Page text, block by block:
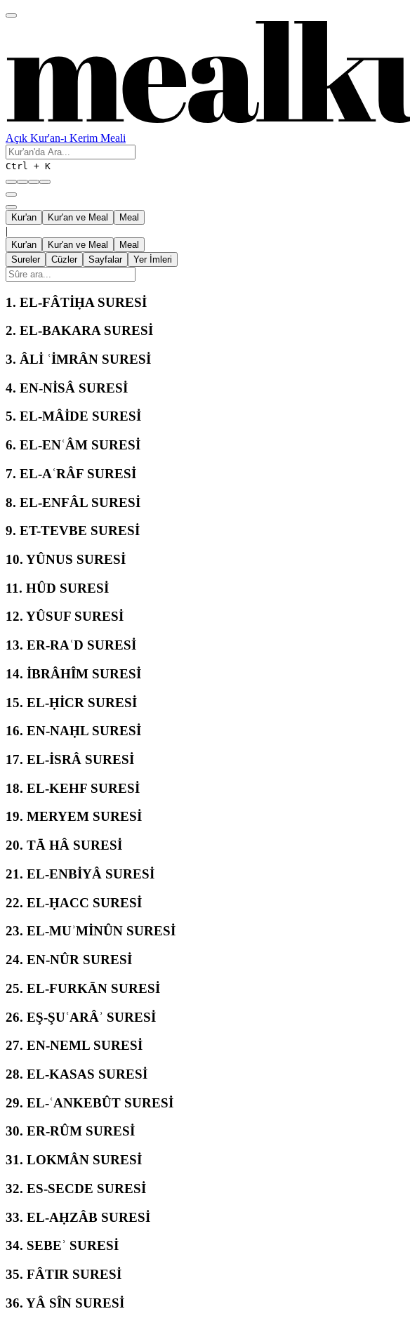
Açık Kur'an-ı Kerim Meali
Ctrl + K
Kur'an Kur'an ve Meal Meal
|
Kur'an Kur'an ve Meal
Meal
Sureler
Cüzler Sayfalar Yer İmleri
1. EL-FÂTİḤA SURESİ
2. EL-BAKARA SURESİ
3. ÂLİ ʿİMRÂN SURESİ
4. EN-NİSÂ SURESİ
5. EL-MÂİDE SURESİ
6. EL-ENʿÂM SURESİ
7. EL-AʿRÂF SURESİ
8. EL-ENFÂL SURESİ
9. ET-TEVBE SURESİ
10. YÛNUS SURESİ
11. HÛD SURESİ
12. YÛSUF SURESİ
13. ER-RAʿD SURESİ
14. İBRÂHÎM SURESİ
15. EL-ḤİCR SURESİ
16. EN-NAḤL SURESİ
17. EL-İSRÂ SURESİ
18. EL-KEHF SURESİ
19. MERYEM SURESİ
20. TĀ HÂ SURESİ
21. EL-ENBİYÂ SURESİ
22. EL-ḤACC SURESİ
23. EL-MUʾMİNÛN SURESİ
24. EN-NÛR SURESİ
25. EL-FURKĀN SURESİ
26. EŞ-ŞUʿARÂʾ SURESİ
27. EN-NEML SURESİ
28. EL-KASAS SURESİ
29. EL-ʿANKEBÛT SURESİ
30. ER-RÛM SURESİ
31. LOKMÂN SURESİ
32. ES-SECDE SURESİ
33. EL-AḤZÂB SURESİ
34. SEBEʾ SURESİ
35. FÂTIR SURESİ
36. YÂ SÎN SURESİ